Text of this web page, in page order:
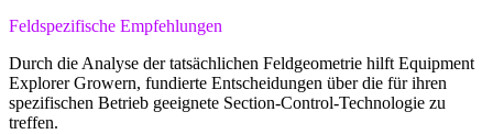
Feldspezifische Empfehlungen
Durch die Analyse der tatsächlichen Feldgeometrie hilft Equipment
Explorer Growern, fundierte Entscheidungen über die für ihren
spezifischen Betrieb geeignete Section-Control-Technologie zu
treffen.